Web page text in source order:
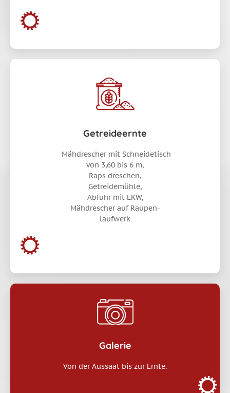
Getreideernte
Mähdrescher mit Schneidetisch
von 3,60 bis 6 m,
Raps dreschen,
Getreidemühle,
Abfuhr mit LKW,
Mähdrescher auf Raupen-
laufwerk
Galerie
Von der Aussaat bis zur Ernte.